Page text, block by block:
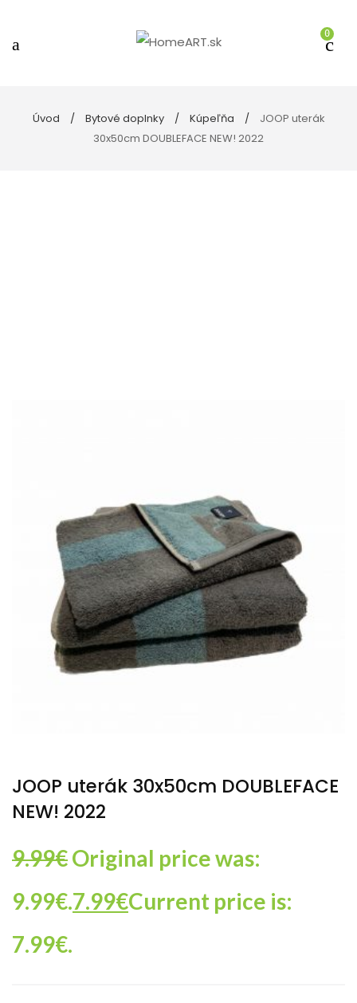
0
Úvod Bytové doplnky Kúpeľňa
JOOP uterák
30x50cm DOUBLEFACE NEW! 2022
JOOP uterák 30x50cm DOUBLEFACE
NEW! 2022
9.99€Original price was:
9.99€.7.99€Current price is:
7.99€.